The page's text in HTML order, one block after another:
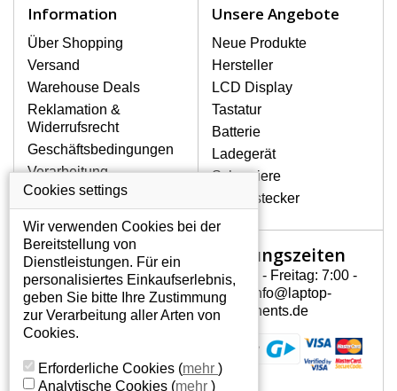
Zu den häufigsten Beschädigungen
gehören mechanische Schäden, z. B.
ein geborstenes Display oder Risse.
Ferner senkrechte Streifen, das Display
leuchtet nicht, blinkt unregelmäßig oder
ist ungleichmäßig hell.
LCD DISPLAYS HP PAVILION
DV6-1160EJ VON HÖCHSTER
Originaldisplays, die die hohe
Qualitätsklasse A+ erfüllen, also
ohne mangelhafte Pixel, und
zwar über die gesamte
Garantiezeit.
WIE KÖNNEN SIE FESTSTELLEN,
WELCHES DISPLAY SIE FÜR IHREN
NOTEBOOK BRAUCHEN HP PAVILION
Information
Über Shopping
Versand
Warehouse Deals
Reklamation &
Widerrufsrecht
Geschäftsbedingungen
Verarbeitung
personenbezogener
Daten
Über uns - Impressum
Unsere Angebote
Neue Produkte
Hersteller
LCD Display
Tastatur
Batterie
Ladegerät
Scharniere
Gerätestecker
Mein Konto
Mein Konto
Persönliche Daten
Addressen
Öffnungszeiten
Montag - Freitag: 7:00 -
15:30 info@laptop-
components.de
Cookies settings
Wir verwenden Cookies bei der
Bereitstellung von
Dienstleistungen. Für ein
personalisiertes Einkaufserlebnis,
geben Sie bitte Ihre Zustimmung
zur Verarbeitung aller Arten von
Cookies.
Erforderliche Cookies (mehr )
Analytische Cookies (mehr )